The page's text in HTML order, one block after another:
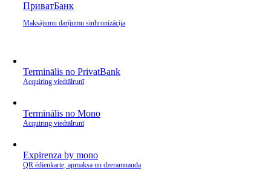
ПриватБанк
Maksājumu darījumu sinhronizācija
Terminālis no PrivatBank
Acquiring viedtālrunī
Terminālis no Mono
Acquiring viedtālrunī
Expirenza by mono
QR ēdienkarte, apmaksa un dzeramnauda